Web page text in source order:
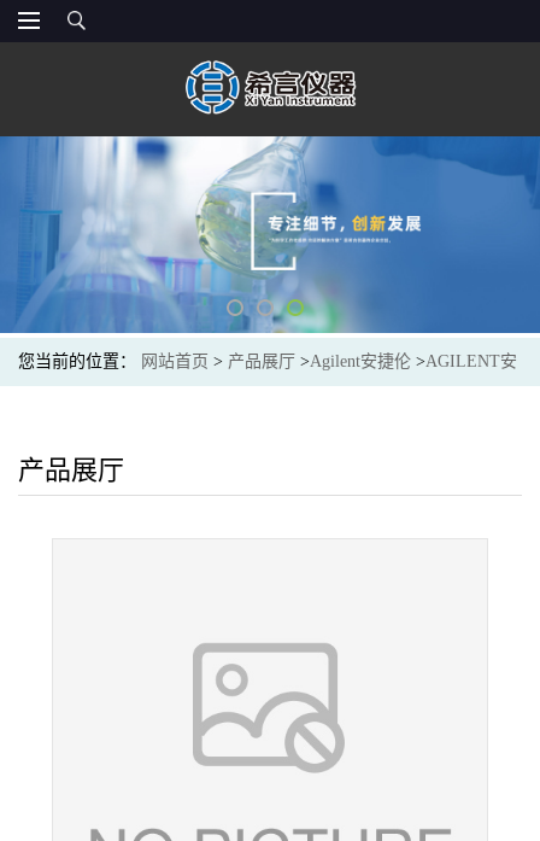
您当前的位置： 网站首页 > 产品展厅 >Agilent安捷伦 >AGILENT安
产品展厅